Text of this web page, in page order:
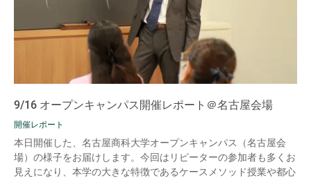
9/16 オープンキャンパス開催レポート＠名古屋会場
開催レポート
本日開催した、名古屋商科大学オープンキャンパス（名古屋会
場）の様子をお届けします。今回はリピーターの参加者も多くお
見えになり、本学の大きな特徴であるケースメソッド授業や都心